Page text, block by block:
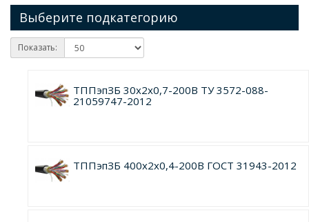
Выберите подкатегорию
Показать:
ТППэпЗБ 30х2х0,7-200В ТУ 3572-088-
21059747-2012
ТППэпЗБ 400х2х0,4-200В ГОСТ 31943-2012